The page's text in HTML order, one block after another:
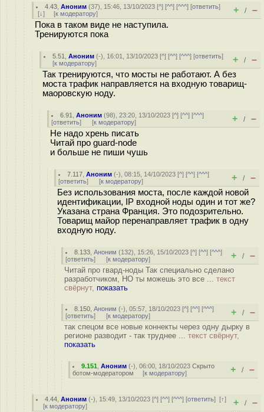
4.43 ,Аноним (37), 15:46, 13/10/2023 [^] [^^] [^^^] [ответить]
[↓] [к модератору] + / –
Пока в таком виде не наступила.
Тренируются пока
5.51 ,Аноним (-), 16:01, 13/10/2023 [^] [^^] [^^^] [ответить]
[к модератору] + / –
Так тренируются, что мосты не работают. А без
моста трафик направляется на входную товарищ-
маоровскую ноду.
6.91 ,Аноним (98), 23:20, 13/10/2023 [^] [^^] [^^^]
[ответить] [к модератору] + / –
Не надо хрень писать
Читай про guard-node
и больше не пиши чушь
7.117 ,Аноним (-), 08:15, 14/10/2023 [^] [^^] [^^^]
[ответить] [к модератору] + / –
Без использования моста, после каждой новой
идентификации, IP входной ноды один и тот же?
Указана страна Франция. Это подозрительно.
Товарищ майор перенаправляет трафик в одну
входную ноду.
8.133 ,Аноним (132), 15:26, 15/10/2023 [^] [^^] [^^^]
[ответить] [к модератору] + / –
Читай про гвард-ноды Так специально сделано
разработчиком, НО ты можешь это все ... текст
свёрнут, показать
8.150 ,Аноним (-), 05:57, 18/10/2023 [^] [^^] [^^^]
[ответить] [к модератору] + / –
так спецом все новые коннекты через одну дырку в
регионе разводит - так труднее ... текст свёрнут,
показать
9.151 ,Аноним (-), 06:00, 18/10/2023Скрыто
ботом-модератором [к модератору] + / –
4.44 ,Аноним (-), 15:49, 13/10/2023 [^] [^^] [^^^] [ответить][↑]
[к модератору] + / –